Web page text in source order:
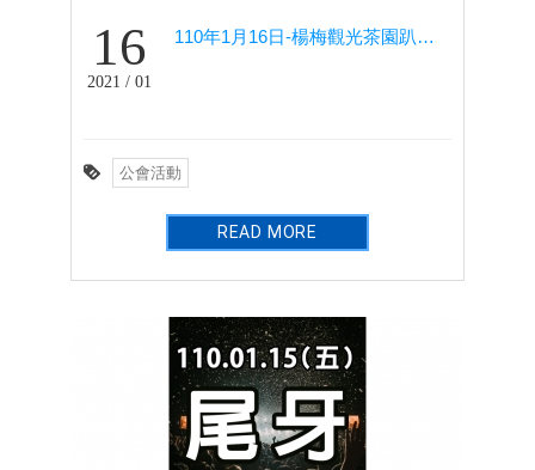
16
2021 / 01
110年1月16日-楊梅觀光茶園趴趴走暨餐敘(健行社)
公會活動
READ MORE